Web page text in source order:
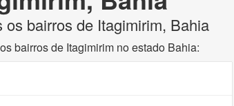
os bairros de Itagimirim, Bahia
bairros de Itagimirim no estado Bahia: